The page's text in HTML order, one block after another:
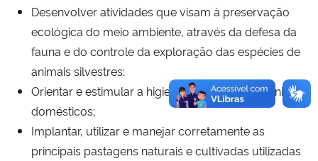
Desenvolver atividades que visam à preservação
ecológica do meio ambiente, através da defesa da
fauna e do controle da exploração das espécies de
animais silvestres;
Orientar e estimular a higiene e profilaxia dos animais
domésticos;
Implantar, utilizar e manejar corretamente as
principais pastagens naturais e cultivadas utilizadas